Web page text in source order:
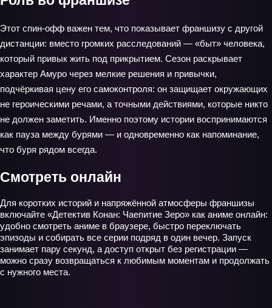
Этот спин-офф важен тем, что показывает франшизу с другой
дистанции: вместо громких расследований — «быт» человека,
который привык жить под прикрытием. Сезон раскрывает
характер Амуро через мелкие решения и привычки,
подчёркивая цену его самоконтроля: он защищает окружающих
не героическими речами, а точными действиями, которые никто
не должен заметить. Именно поэтому истории воспринимаются
как пауза между бурями — и одновременно как напоминание,
что буря рядом всегда.
Смотреть онлайн
Для коротких историй и напряжённой атмосферы франшизы
включайте «Детектив Конан: Чаепитие Зеро» как аниме онлайн:
удобно смотреть аниме в браузере, быстро переключать
эпизоды и собирать все серии подряд в один вечер. Запуск
занимает пару секунд, а доступ открыт без регистрации —
можно сразу возвращаться к любимым моментам и продолжать
с нужного места.